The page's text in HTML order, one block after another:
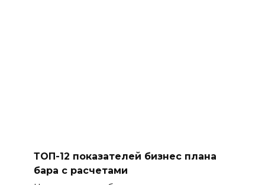
ТОП-12 показателей бизнес плана
бара с расчетами